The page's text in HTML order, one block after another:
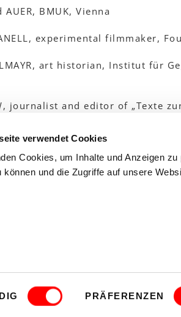
verwendet Cookies
Cookies, um Inhalte und Anzeigen
können und die Zugriffe auf unsere
PRÄFERENZEN
BMUK, Vienna
experimental filmmaker,
art historian, Institut für
journalist and editor of „Texte
artist, Vienna
Cultural Office
PRIVACY